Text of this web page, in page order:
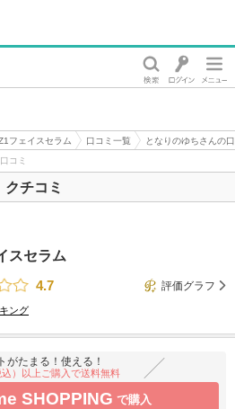
フェイスセラム 口コミ一覧
となりのゆちさんの
コミ
クチコミ
スセラム
4.7
評価グラフ
ング
がたまる！使える！
込）以上ご購入で送料無料
SHOPPING で購入